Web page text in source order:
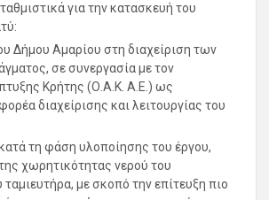
για την κατασκευή του
Δήμου Αμαρίου στη διαχείριση των
σε συνεργασία με τον
Κρήτης (Ο.Α.Κ. Α.Ε.) ως
διαχείρισης και λειτουργίας του
τη φάση υλοποίησης του έργου,
χωρητικότητας νερού του
με σκοπό την επίτευξη πιο